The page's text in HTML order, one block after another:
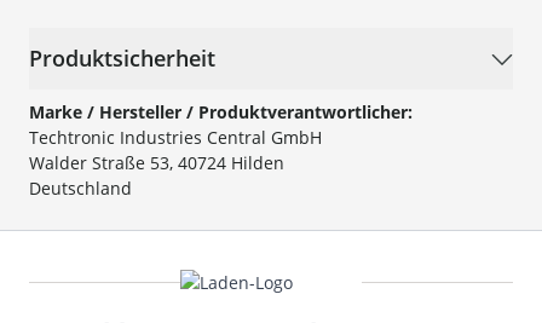
Produktsicherheit
Marke / Hersteller / Produktverantwortlicher:
Techtronic Industries Central GmbH
Walder Straße 53, 40724 Hilden
Deutschland